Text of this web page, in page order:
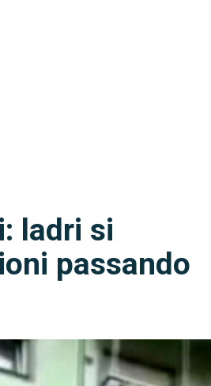
ladri si
passando